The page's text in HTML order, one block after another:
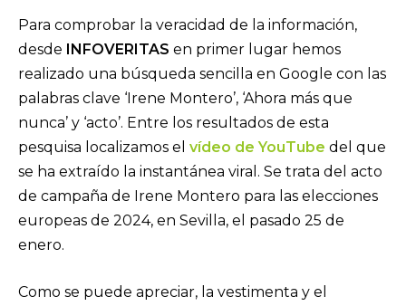
Para comprobar la veracidad de la información,
desde
INFOVERITAS en primer lugar hemos
realizado una búsqueda sencilla en Google con las
palabras clave ‘Irene Montero’, ‘Ahora más que
nunca’ y ‘acto’. Entre los resultados de esta
pesquisa localizamos el vídeo de YouTube del que
se ha extraído la instantánea viral. Se trata del acto
de campaña de Irene Montero para las elecciones
europeas de 2024, en Sevilla, el pasado 25 de
enero.
Como se puede apreciar, la vestimenta y el